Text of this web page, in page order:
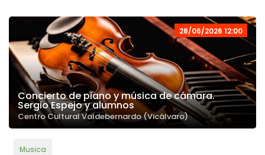
28/06/2026 12:00
Concierto de piano y música de cámara.
Sergio Espejo y alumnos
Centro Cultural Valdebernardo (Vicálvaro)
Musica